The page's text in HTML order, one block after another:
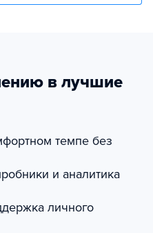
в лучшие
темпе без
и аналитика
личного